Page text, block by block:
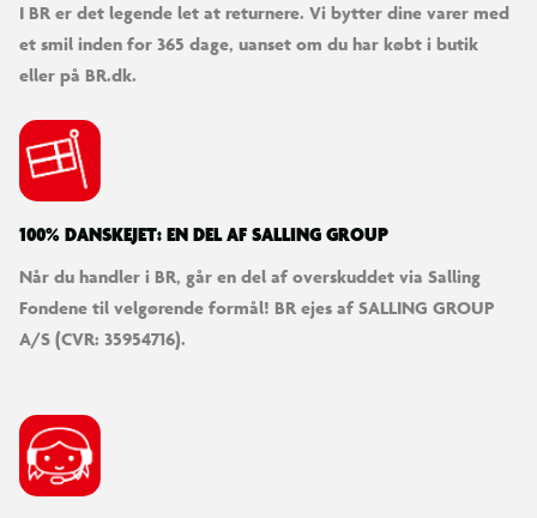
I BR er det legende let at returnere. Vi bytter dine varer med
et smil inden for 365 dage, uanset om du har købt i butik
eller på BR.dk.
100% DANSKEJET: EN DEL AF SALLING GROUP
Når du handler i BR, går en del af overskuddet via Salling
Fondene til velgørende formål! BR ejes af SALLING GROUP
A/S (CVR: 35954716).